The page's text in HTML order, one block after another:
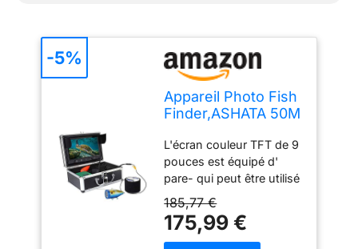
Appareil Photo Fish
Finder,ASHATA 50M
sous-Marine HD
1000TVL Appareil
Photo de pêche
sous-Marine,
détecteur de
Poissons étanche
L'écran couleur TFT de 9
pouces est équipé d'
pare- qui peut être utilisé
dans environnement
extérieur lumineux. Une
caméra de pêche
1000TVL et 30 lampes
185,77 €
175,99 €
-5%